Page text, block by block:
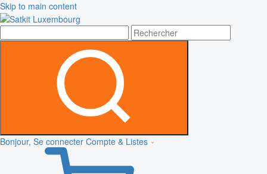
Skip to main content
Bonjour, Se connecter Compte & Listes